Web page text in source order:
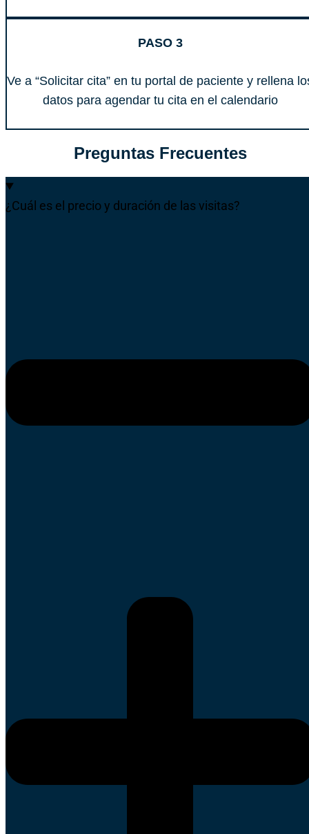
PASO 3
Ve a “Solicitar cita” en tu portal de paciente y rellena
datos para agendar tu cita en el calendario
Preguntas Frecuentes
¿Cuál es el precio y duración de las visitas?